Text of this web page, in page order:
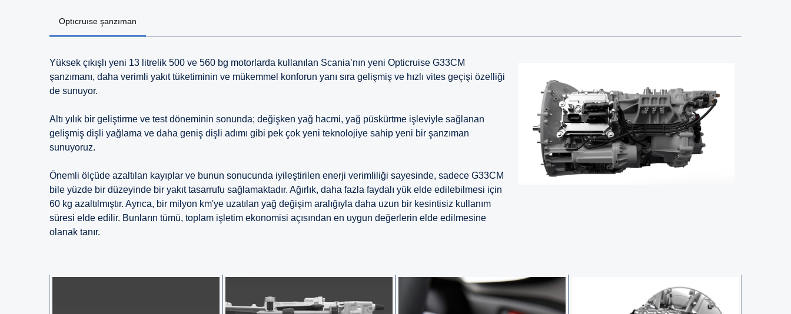
Optıcruıse şanzıman
Yüksek çıkışlı yeni 13 litrelik 500 ve 560 bg motorlarda kullanılan Scania’nın yeni Opticruise G33CM
şanzımanı, daha verimli yakıt tüketiminin ve mükemmel konforun yanı sıra gelişmiş ve hızlı vites geçişi özelliği
de sunuyor.
Altı yılık bir geliştirme ve test döneminin sonunda; değişken yağ hacmi, yağ püskürtme işleviyle sağlanan
gelişmiş dişli yağlama ve daha geniş dişli adımı gibi pek çok yeni teknolojiye sahip yeni bir şanzıman
sunuyoruz.
Önemli ölçüde azaltılan kayıplar ve bunun sonucunda iyileştirilen enerji verimliliği sayesinde, sadece G33CM
bile yüzde bir düzeyinde bir yakıt tasarrufu sağlamaktadır. Ağırlık, daha fazla faydalı yük elde edilebilmesi için
60 kg azaltılmıştır. Ayrıca, bir milyon km'ye uzatılan yağ değişim aralığıyla daha uzun bir kesintisiz kullanım
süresi elde edilir. Bunların tümü, toplam işletim ekonomisi açısından en uygun değerlerin elde edilmesine
olanak tanır.